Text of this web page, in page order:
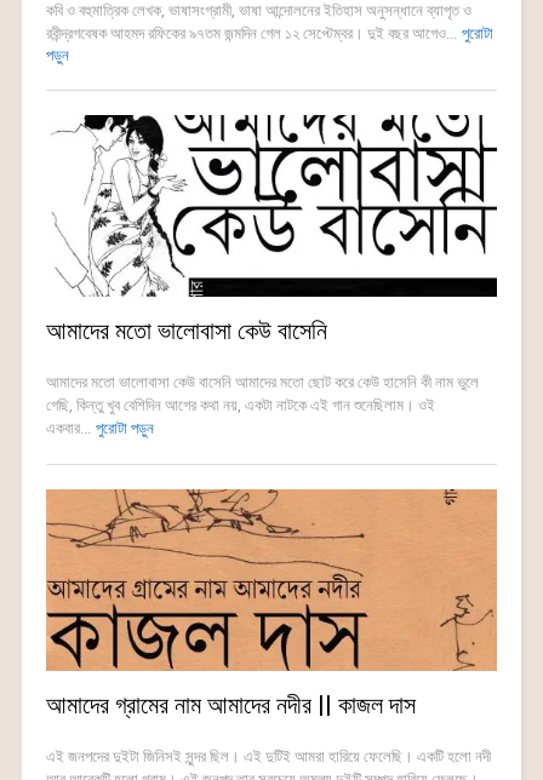
কবি ও বহুমাত্রিক লেখক, ভাষাসংগ্রামী, ভাষা আন্দোলনের ইতিহাস অনুসন্ধানে ব্যাপৃত ও
রবীন্দ্রগবেষক আহমদ রফিকের ৯৭তম জন্মদিন গেল ১২ সেপ্টেম্বর। দুই বছর আগেও... পুরোটা
পড়ুন
আমাদের মতো ভালোবাসা কেউ বাসেনি
আমাদের মতো ভালোবাসা কেউ বাসেনি আমাদের মতো ছোট করে কেউ হাসেনি কী নাম ভুলে
গেছি, কিন্তু খুব বেশিদিন আগের কথা নয়, একটা নাটকে এই গান শুনেছিলাম। ওই
একবার... পুরোটা পড়ুন
আমাদের গ্রামের নাম আমাদের নদীর || কাজল দাস
এই জনপদের দুইটা জিনিসই সুন্দর ছিল। এই দুটিই আমরা হারিয়ে ফেলেছি। একটি হলো নদী